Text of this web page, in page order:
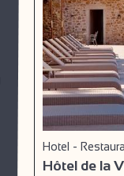
Hotel -
Hôtel de la